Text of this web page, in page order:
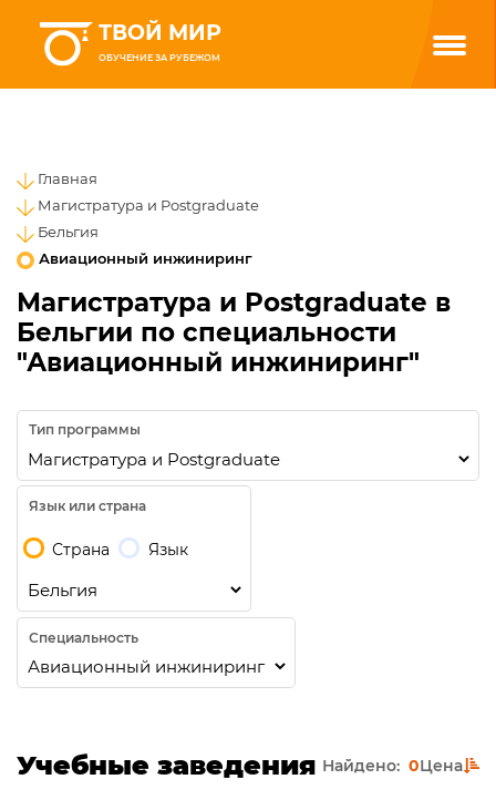
ТВОЙ МИР
ОБУЧЕНИЕ ЗА РУБЕЖОМ
Главная
Магистратура и Postgraduate
Бельгия
Авиационный инжиниринг
Магистратура и Postgraduate в
Бельгии по специальности
"Авиационный инжиниринг"
Тип программы
Язык или страна
Страна Язык
Специальность
Учебные заведения Найдено: 0Цена